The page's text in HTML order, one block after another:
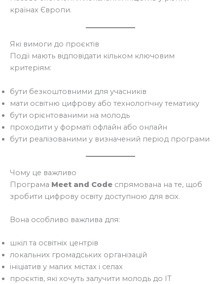
країнах Європи.
Які вимоги до проєктів
Події мають відповідати кільком ключовим
критеріям:
бути безкоштовними для учасників
мати освітню цифрову або технологічну тематику
бути орієнтованими на молодь
проходити у форматі офлайн або онлайн
бути реалізованими у визначений період програми
Чому це важливо
Програма Meet and Code спрямована на те, щоб
зробити цифрову освіту доступною для всіх.
Вона особливо важлива для:
шкіл та освітніх центрів
локальних громадських організацій
ініціатив у малих містах і селах
проєктів, які хочуть залучити молодь до ІТ